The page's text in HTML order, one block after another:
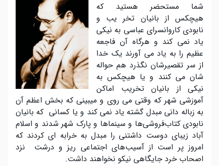
شما مستحضر هستید که
هیچکس از بانیان تخر یب و
نابودی کاروانسرای عباسی به نیکی
یاد نمی کند و هرگاه آن فاجعه
عظیم را به یاد می آورند یک خدا
از سر تقصیرشان نگذرد هم حواله
شان می کنند و یا هیچکس به
نیکی از بانیان تخریب اماکن
آموزشی شهر که وقتی می روی و میبینی که بخش اعظم آن
به زباله دانی مبدل گشته یاد نمی کند و یا کسانی که بانیان
نابودی کتاب‌فروشی‌ها و سینماها و پارک شهر شدند و اسلام
آباد زیبای دوست داشتنی را مبدل به خرابه ای کردند که
امروز پر است از آسیب‌های اجتماعی ریز و درشت نزد
اصحاب خرد جایگاهی نیکو نخواهند داشت.